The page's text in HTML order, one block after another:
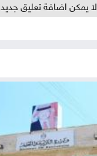
لا يمكن اضافة تعليق جديد